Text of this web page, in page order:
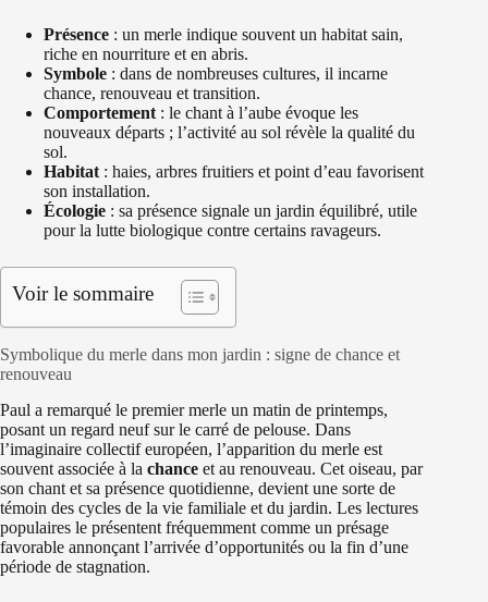
Présence : un merle indique souvent un habitat sain,
riche en nourriture et en abris.
Symbole : dans de nombreuses cultures, il incarne
chance, renouveau et transition.
Comportement : le chant à l’aube évoque les
nouveaux départs ; l’activité au sol révèle la qualité du
sol.
Habitat : haies, arbres fruitiers et point d’eau favorisent
son installation.
Écologie : sa présence signale un jardin équilibré, utile
pour la lutte biologique contre certains ravageurs.
Voir le sommaire
Symbolique du merle dans mon jardin : signe de chance et
renouveau
Paul a remarqué le premier merle un matin de printemps,
posant un regard neuf sur le carré de pelouse. Dans
l’imaginaire collectif européen, l’apparition du merle est
souvent associée à la chance et au renouveau. Cet oiseau, par
son chant et sa présence quotidienne, devient une sorte de
témoin des cycles de la vie familiale et du jardin. Les lectures
populaires le présentent fréquemment comme un présage
favorable annonçant l’arrivée d’opportunités ou la fin d’une
période de stagnation.